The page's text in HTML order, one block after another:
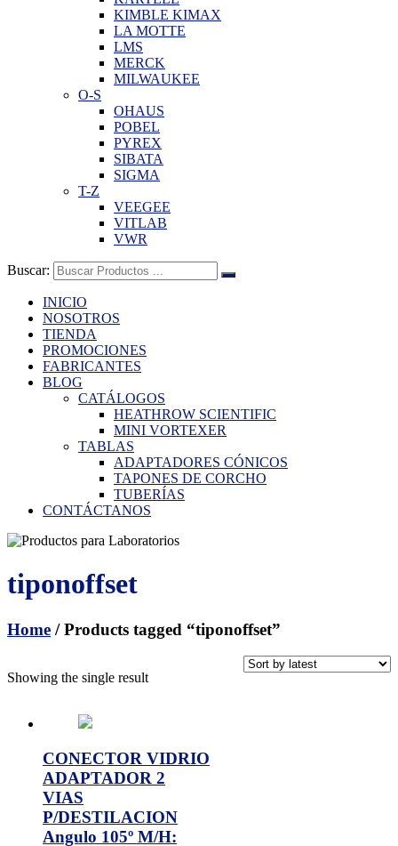
KIMBLE KIMAX
LA MOTTE
LMS
MERCK
MILWAUKEE
O-S
OHAUS
POBEL
PYREX
SIBATA
SIGMA
T-Z
VEEGEE
VITLAB
VWR
Buscar:
INICIO
NOSOTROS
TIENDA
PROMOCIONES
FABRICANTES
BLOG
CATÁLOGOS
HEATHROW SCIENTIFIC
MINI VORTEXER
TABLAS
ADAPTADORES CÓNICOS
TAPONES DE CORCHO
TUBERÍAS
CONTÁCTANOS
tiponoffset
Home / Products tagged “tiponoffset”
Showing the single result
CONECTOR VIDRIO
ADAPTADOR 2
VIAS
P/DESTILACION
Angulo 105º M/H: